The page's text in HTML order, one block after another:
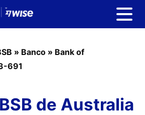
» Banco » Bank of
691
de Australia